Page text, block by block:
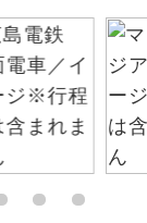
付いていま
付いています。
ますので、お食
（機内食を除